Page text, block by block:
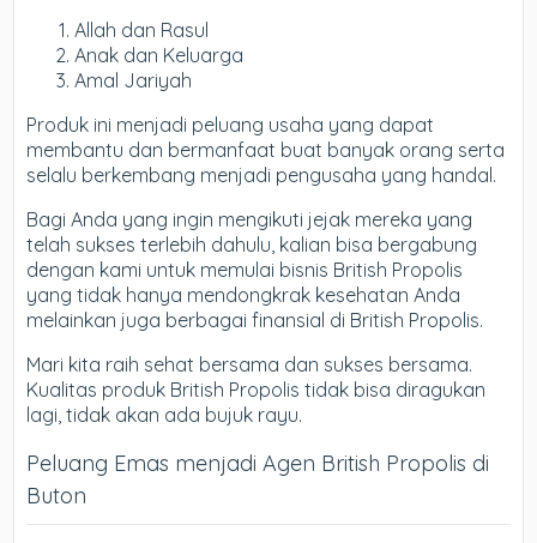
Allah dan Rasul
Anak dan Keluarga
Amal Jariyah
Produk ini menjadi peluang usaha yang dapat
membantu dan bermanfaat buat banyak orang serta
selalu berkembang menjadi pengusaha yang handal.
Bagi Anda yang ingin mengikuti jejak mereka yang
telah sukses terlebih dahulu, kalian bisa bergabung
dengan kami untuk memulai bisnis British Propolis
yang tidak hanya mendongkrak kesehatan Anda
melainkan juga berbagai finansial di British Propolis.
Mari kita raih sehat bersama dan sukses bersama.
Kualitas produk British Propolis tidak bisa diragukan
lagi, tidak akan ada bujuk rayu.
Peluang Emas menjadi Agen British Propolis di
Buton